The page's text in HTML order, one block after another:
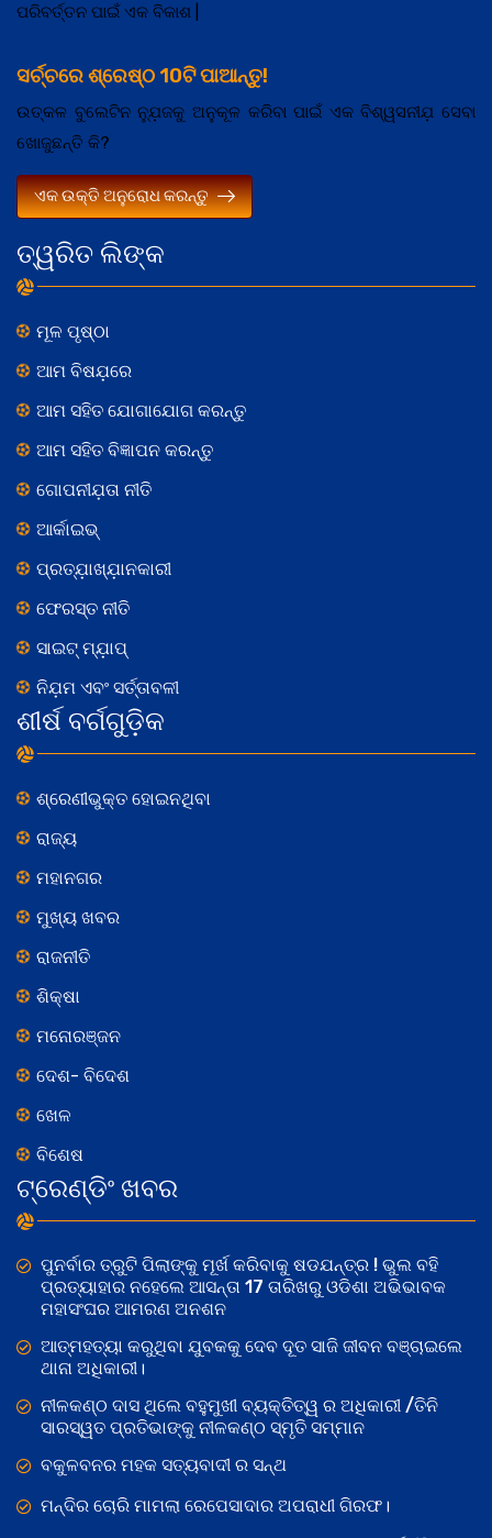
ତ୍ୱରିତ ଲିଙ୍କ
ମୂଳ ପୃଷ୍ଠା
ଆମ ବିଷଯ଼ରେ
ଆମ ସହିତ ଯୋଗାଯୋଗ କରନ୍ତୁ
ଆମ ସହିତ ବିଜ୍ଞାପନ କରନ୍ତୁ
ଗୋପନୀଯ଼ତା ନୀତି
ଆର୍କାଇଭ୍
ପ୍ରତ୍ଯ଼ାଖ୍ଯ଼ାନକାରୀ
ଫେରସ୍ତ ନୀତି
ସାଇଟ୍ ମ୍ଯ଼ାପ୍
ନିଯ଼ମ ଏବଂ ସର୍ତ୍ତାବଳୀ
ଶୀର୍ଷ ବର୍ଗଗୁଡ଼ିକ
ଶ୍ରେଣୀଭୁକ୍ତ ହୋଇନଥିବା
ରାଜ୍ୟ
ମହାନଗର
ମୁଖ୍ୟ ଖବର
ରାଜନୀତି
ଶିକ୍ଷା
ମନୋରଞ୍ଜନ
ଦେଶ- ବିଦେଶ
ଖେଳ
ବିଶେଷ
ଟ୍ରେଣ୍ଡିଂ ଖବର
ପୁନର୍ବାର ତ୍ରୁଟି ପିଲାଙ୍କୁ ମୂର୍ଖ କରିବାକୁ ଷଡଯନ୍ତ୍ର ! ଭୁଲ ବହି
ପ୍ରତ୍ୟାହାର ନହେଲେ ଆସନ୍ତା 17 ତାରିଖରୁ ଓଡିଶା ଅଭିଭାବକ
ମହାସଂଘର ଆମରଣ ଅନଶନ
ଆତ୍ମହତ୍ୟା କରୁଥିବା ଯୁବକକୁ ଦେବ ଦୂତ ସାଜି ଜୀବନ ବଞ୍ଚାଇଲେ
ଥାନା ଅଧିକାରୀ।
ନୀଳକଣ୍ଠ ଦାସ ଥିଲେ ବହୁମୁଖୀ ବ୍ୟକ୍ତିତ୍ୱ ର ଅଧିକାରୀ /ତିନି
ସାରସ୍ୱତ ପ୍ରତିଭାଙ୍କୁ ନୀଳକଣ୍ଠ ସ୍ମୃତି ସମ୍ମାନ
ବକୁଳବନର ମହକ ସତ୍ୟବାଦୀ ର ସନ୍ଥ
ମନ୍ଦିର ଚୋରି ମାମଲା ରେପେସାଦାର ଅପରାଧୀ ଗିରଫ।
ପରିବର୍ତ୍ତନ ପାଇଁ ଏକ ବିକାଶ |
ସର୍ଚ୍ଚରେ ଶ୍ରେଷ୍ଠ 10ଟି ପାଆନ୍ତୁ!
ଉତ୍କଳ ବୁଲେଟିନ ନ୍ଯ଼ୁଜକୁ ଅନୁକୂଳ କରିବା ପାଇଁ ଏକ ବିଶ୍ୱସନୀଯ଼ ସେବା
ଖୋଜୁଛନ୍ତି କି?
ଏକ ଉକ୍ତି ଅନୁରୋଧ କରନ୍ତୁ